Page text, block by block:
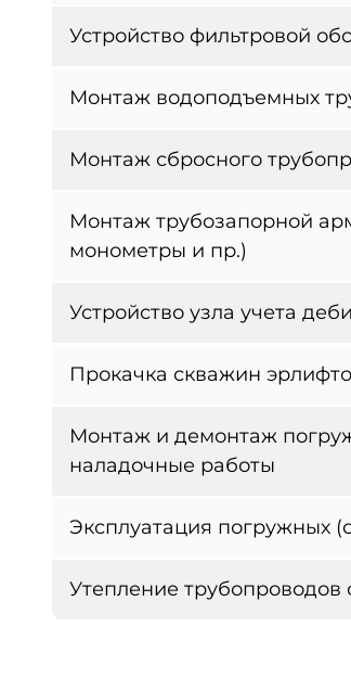
Устройство фильтровой
Монтаж водоподъемных
Монтаж сбросного
Монтаж трубозапорной
монометры и пр.)
Устройство узла учета
Прокачка скважин
Монтаж и демонтаж
наладочные работы
Эксплуатация погружных
Утепление